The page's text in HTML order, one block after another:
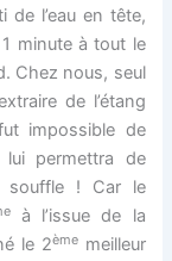
de l’eau en tête,
minute à tout le
Chez nous, seul
de l’étang
impossible de
permettra de
souffle ! Car le
à l’issue de la
le 2èmemeilleur